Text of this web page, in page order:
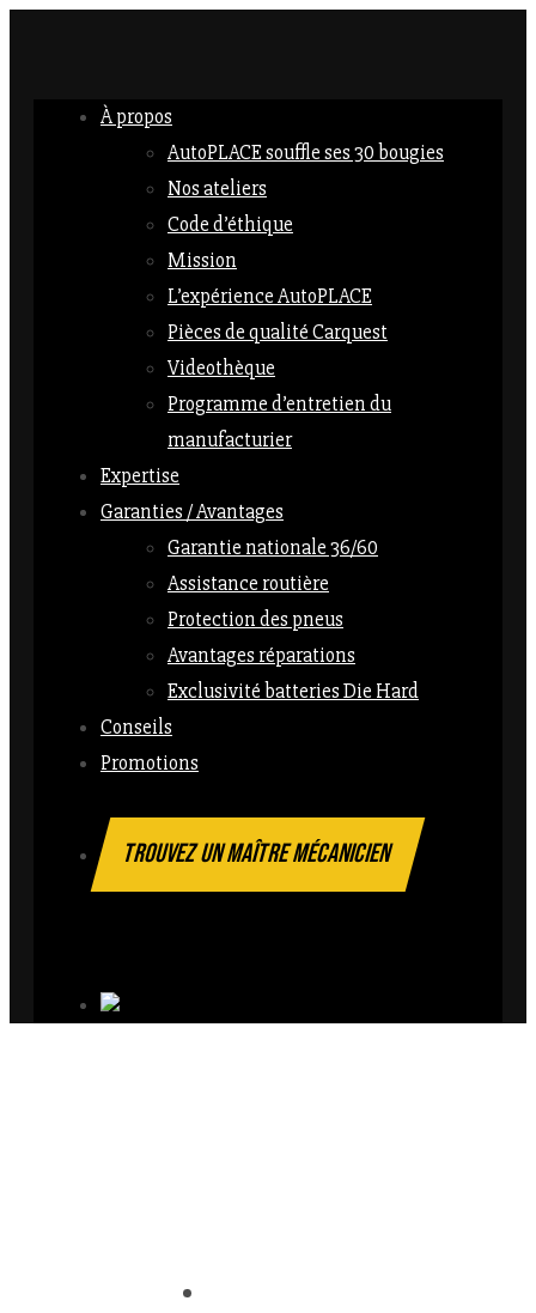
À propos
AutoPLACE souffle ses 30 bougies
Nos ateliers
Code d’éthique
Mission
L’expérience AutoPLACE
Pièces de qualité Carquest
Videothèque
Programme d’entretien du
manufacturier
Expertise
Garanties / Avantages
Garantie nationale 36/60
Assistance routière
Protection des pneus
Avantages réparations
Exclusivité batteries Die Hard
Conseils
Promotions
TROUVEZ UN MAÎTRE MÉCANICIEN